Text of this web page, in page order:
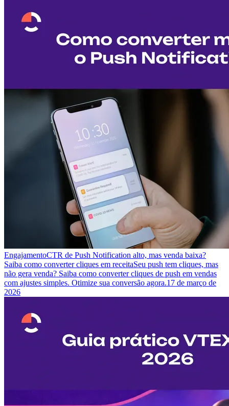
EngajamentoCTR de Push Notification alto, mas venda baixa?
Saiba como converter cliques em receitaSeu push tem cliques, mas
não gera venda? Saiba como converter cliques de push em vendas
com ajustes simples. Otimize sua conversão agora.17 de março de
2026